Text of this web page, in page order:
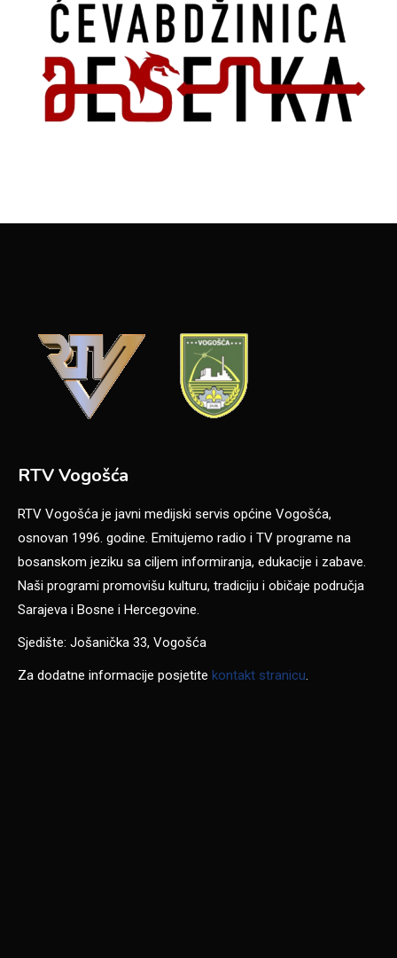
RTV Vogošća
RTV Vogošća je javni medijski servis općine Vogošća,
osnovan 1996. godine. Emitujemo radio i TV programe na
bosanskom jeziku sa ciljem informiranja, edukacije i zabave.
Naši programi promovišu kulturu, tradiciju i običaje područja
Sarajeva i Bosne i Hercegovine.
Sjedište: Jošanička 33, Vogošća
Za dodatne informacije posjetite kontakt stranicu